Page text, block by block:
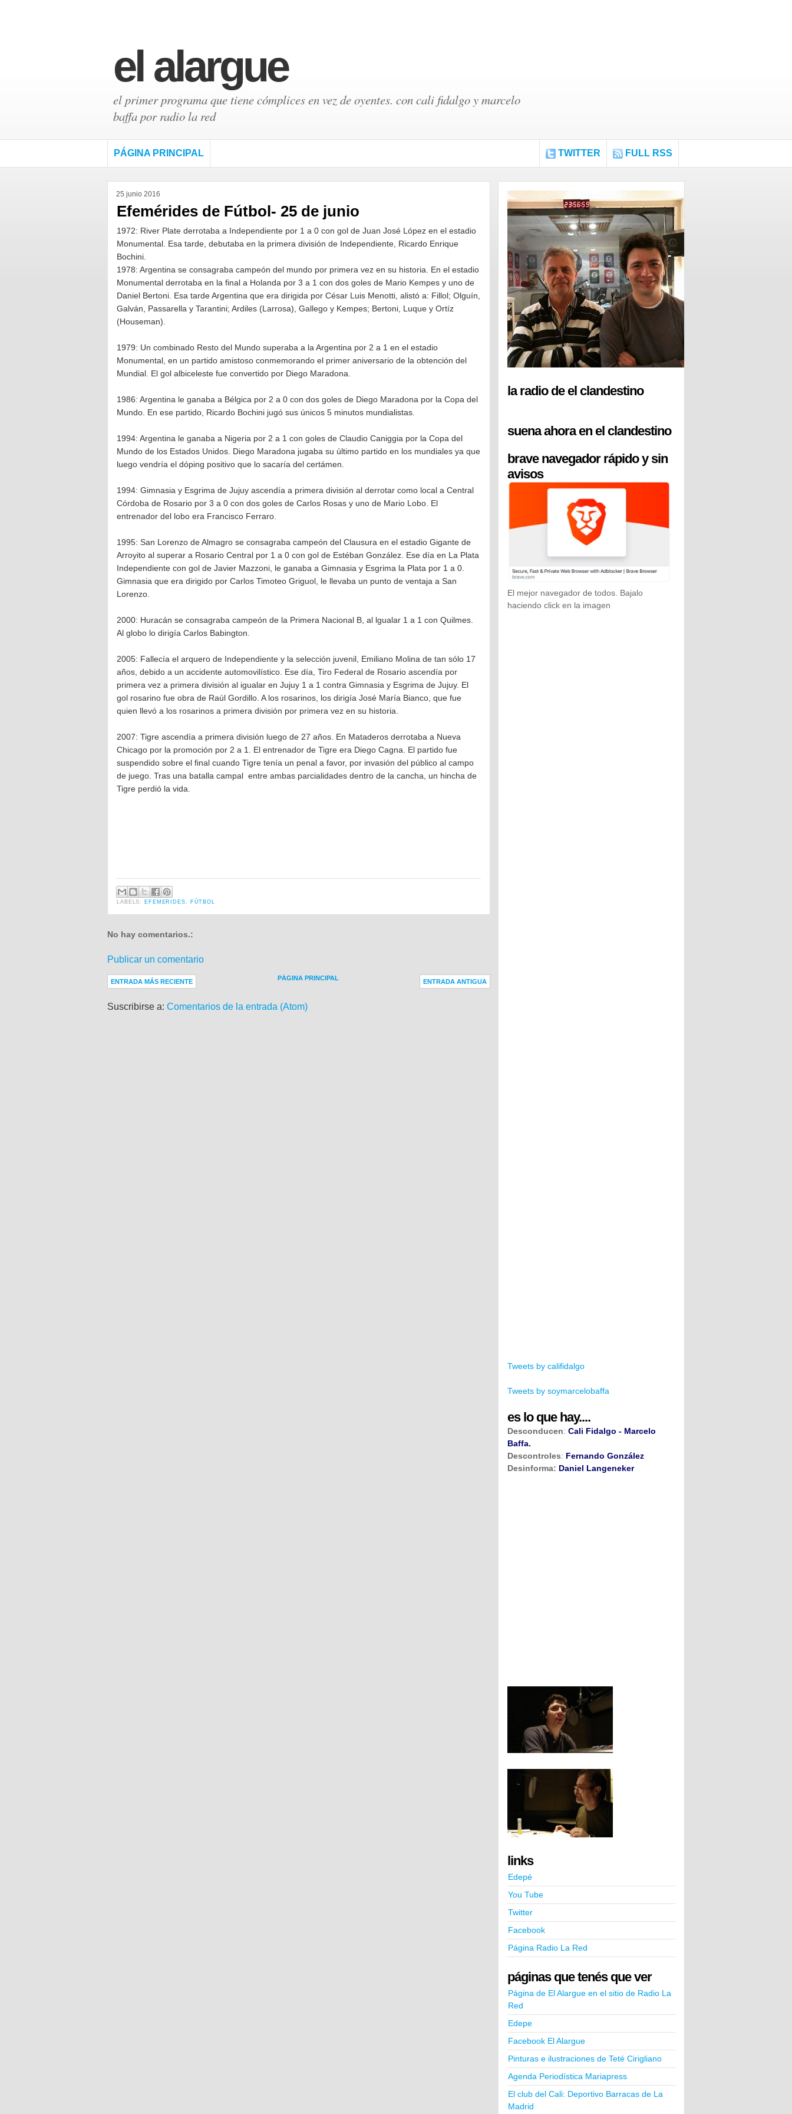
el alargue
el primer programa que tiene cómplices en vez de oyentes. con cali fidalgo y marcelo
baffa por radio la red
PÁGINA PRINCIPAL TWITTER FULL RSS
25 junio 2016
Efemérides de Fútbol- 25 de junio
1972: River Plate derrotaba a Independiente por 1 a 0 con gol de Juan José López en el estadio
Monumental. Esa tarde, debutaba en la primera división de Independiente, Ricardo Enrique
Bochini.
1978: Argentina se consagraba campeón del mundo por primera vez en su historia. En el estadio
Monumental derrotaba en la final a Holanda por 3 a 1 con dos goles de Mario Kempes y uno de
Daniel Bertoni. Esa tarde Argentina que era dirigida por César Luis Menotti, alistó a: Fillol; Olguín,
Galván, Passarella y Tarantini; Ardiles (Larrosa), Gallego y Kempes; Bertoni, Luque y Ortíz
(Houseman).
1979: Un combinado Resto del Mundo superaba a la Argentina por 2 a 1 en el estadio
Monumental, en un partido amistoso conmemorando el primer aniversario de la obtención del
Mundial. El gol albiceleste fue convertido por Diego Maradona.
1986: Argentina le ganaba a Bélgica por 2 a 0 con dos goles de Diego Maradona por la Copa del
Mundo. En ese partido, Ricardo Bochini jugó sus únicos 5 minutos mundialistas.
1994: Argentina le ganaba a Nigeria por 2 a 1 con goles de Claudio Caniggia por la Copa del
Mundo de los Estados Unidos. Diego Maradona jugaba su último partido en los mundiales ya que
luego vendría el dóping positivo que lo sacaría del certámen.
1994: Gimnasia y Esgrima de Jujuy ascendía a primera división al derrotar como local a Central
Córdoba de Rosario por 3 a 0 con dos goles de Carlos Rosas y uno de Mario Lobo. El
entrenador del lobo era Francisco Ferraro.
1995: San Lorenzo de Almagro se consagraba campeón del Clausura en el estadio Gigante de
Arroyito al superar a Rosario Central por 1 a 0 con gol de Estéban González. Ese día en La Plata
Independiente con gol de Javier Mazzoni, le ganaba a Gimnasia y Esgrima la Plata por 1 a 0.
Gimnasia que era dirigido por Carlos Timoteo Griguol, le llevaba un punto de ventaja a San
Lorenzo.
2000: Huracán se consagraba campeón de la Primera Nacional B, al lgualar 1 a 1 con Quilmes.
Al globo lo dirigía Carlos Babington.
2005: Fallecía el arquero de Independiente y la selección juvenil, Emiliano Molina de tan sólo 17
años, debido a un accidente automovilístico. Ese día, Tiro Federal de Rosario ascendía por
primera vez a primera división al igualar en Jujuy 1 a 1 contra Gimnasia y Esgrima de Jujuy. El
gol rosarino fue obra de Raúl Gordillo. A los rosarinos, los dirigía José María Bianco, que fue
quien llevó a los rosarinos a primera división por primera vez en su historia.
2007: Tigre ascendía a primera división luego de 27 años. En Mataderos derrotaba a Nueva
Chicago por la promoción por 2 a 1. El entrenador de Tigre era Diego Cagna. El partido fue
suspendido sobre el final cuando Tigre tenía un penal a favor, por invasión del público al campo
de juego. Tras una batalla campal entre ambas parcialidades dentro de la cancha, un hincha de
Tigre perdió la vida.
LABELS: EFEMERIDES FÚTBOL
No hay comentarios.:
Publicar un comentario
ENTRADA MÁS RECIENTE ENTRADA ANTIGUA
PÁGINA PRINCIPAL
Suscribirse a: Comentarios de la entrada (Atom)
la radio de el clandestino
suena ahora en el clandestino
brave navegador rápido y sin
avisos
El mejor navegador de todos. Bajalo
haciendo click en la imagen
Tweets by califidalgo
Tweets by soymarcelobaffa
es lo que hay....
Desconducen: Cali Fidalgo - Marcelo
Baffa.
Descontroles: Fernando González
Desinforma: Daniel Langeneker
links
Edepé
You Tube
Twitter
Facebook
Página Radio La Red
páginas que tenés que ver
Página de El Alargue en el sitio de Radio La
Red
Edepe
Facebook El Alargue
Pinturas e ilustraciones de Teté Cirigliano
Agenda Periodística Mariapress
El club del Cali: Deportivo Barracas de La
Madrid